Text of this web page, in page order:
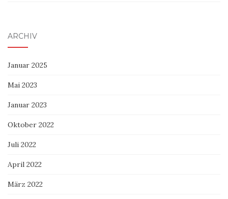
ARCHIV
Januar 2025
Mai 2023
Januar 2023
Oktober 2022
Juli 2022
April 2022
März 2022